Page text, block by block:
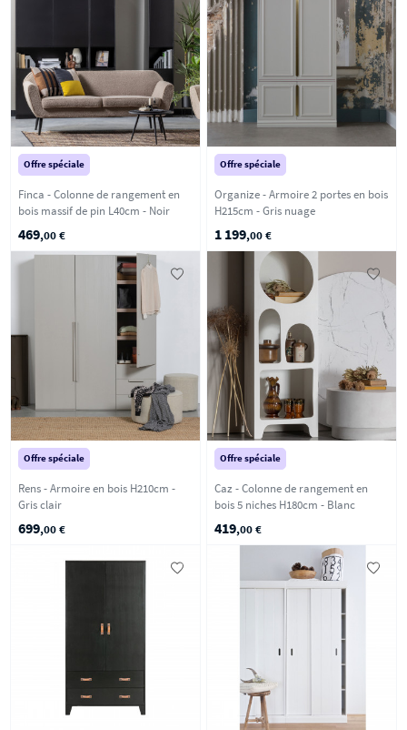
Offre spéciale
Finca - Colonne de rangement en
bois massif de pin L40cm - Noir
469,00 €
Offre spéciale
Organize - Armoire 2 portes en bois
H215cm - Gris nuage
1 199,00 €
Offre spéciale
Rens - Armoire en bois H210cm -
Gris clair
699,00 €
Offre spéciale
Caz - Colonne de rangement en
bois 5 niches H180cm - Blanc
419,00 €